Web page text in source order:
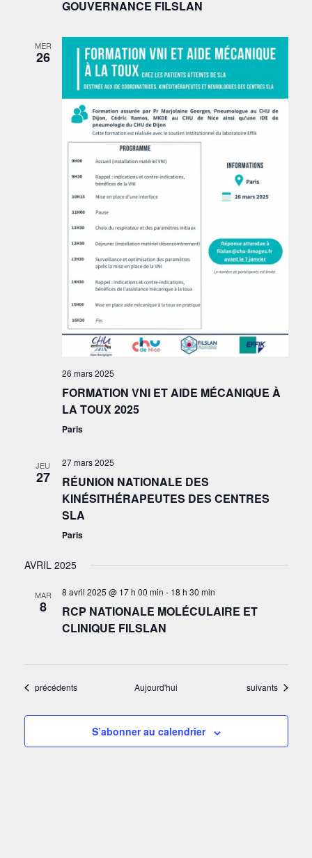
GOUVERNANCE FILSLAN
MER
26
26 mars 2025
FORMATION VNI ET AIDE MÉCANIQUE À
LA TOUX 2025
Paris
JEU
27
27 mars 2025
RÉUNION NATIONALE DES
KINÉSITHÉRAPEUTES DES CENTRES
SLA
Paris
AVRIL 2025
MAR
8
8 avril 2025 @ 17 h 00 min - 18 h 30 min
RCP NATIONALE MOLÉCULAIRE ET
CLINIQUE FILSLAN
Évènements
précédents Aujourd'hui Évènements
suivants
S’abonner au calendrier